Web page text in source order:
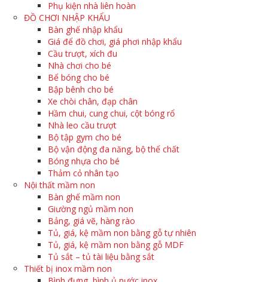
Phụ kiện nhà liên hoàn
ĐỒ CHƠI NHẬP KHẨU
Bàn ghế nhập khẩu
Giá để đồ chơi, giá phơi nhập khẩu
Cầu trượt, xích đu
Nhà chơi cho bé
Bể bóng cho bé
Bập bênh cho bé
Xe chòi chân, đạp chân
Hầm chui, cung chui, cột bóng rổ
Nhà leo cầu trượt
Bộ tập gym cho bé
Bộ vận động đa năng, bộ thể chất
Bóng nhựa cho bé
Thảm cỏ nhân tạo
Nội thất mầm non
Bàn ghế mầm non
Giường ngủ mầm non
Bảng, giá vẽ, hàng rào
Tủ, giá, kệ mầm non bằng gỗ tự nhiên
Tủ, giá, kệ mầm non bằng gỗ MDF
Tủ sắt – tủ tài liệu bằng sắt
Thiết bị inox mầm non